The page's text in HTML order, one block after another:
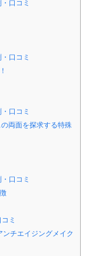
口コミ
口コミ
口コミ
両面を探求する特殊
口コミ
ミ
チエイジングメイク